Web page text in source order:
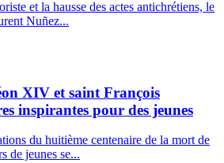
et la hausse des actes antichrétiens, le
Nuñez...
XIV et saint François
inspirantes pour des jeunes
du huitième centenaire de la mort de
de jeunes se...